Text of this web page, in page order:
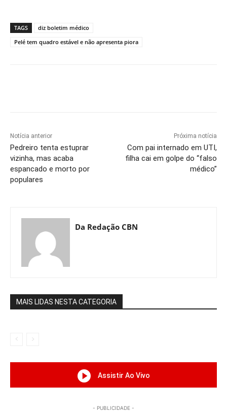
TAGS
diz boletim médico
Pelé tem quadro estável e não apresenta piora
Notícia anterior
Pedreiro tenta estuprar
vizinha, mas acaba
espancado e morto por
populares
Próxima notícia
Com pai internado em UTI,
filha cai em golpe do “falso
médico”
Da Redação CBN
MAIS LIDAS NESTA CATEGORIA
Assistir Ao Vivo
- PUBLICIDADE -